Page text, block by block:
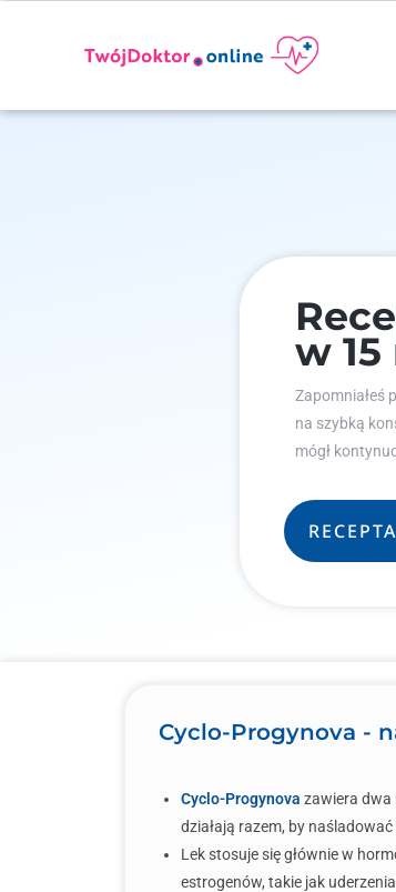
w
Zapomniałeś
na szybką
mógł
Cyclo-Progynova -
Cyclo-Progynova zawiera dwa
działają razem, by
Lek stosuje się głównie w
estrogenów, takie jak